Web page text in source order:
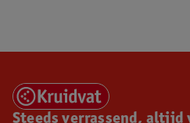
Steeds verrassend, altijd